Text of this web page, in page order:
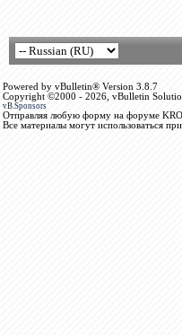
Powered by vBulletin® Version 3.8.7
Copyright ©2000 - 2026, vBulletin
vB.Sponsors
Отправляя любую форму на форуме
Все материалы могут использоваться